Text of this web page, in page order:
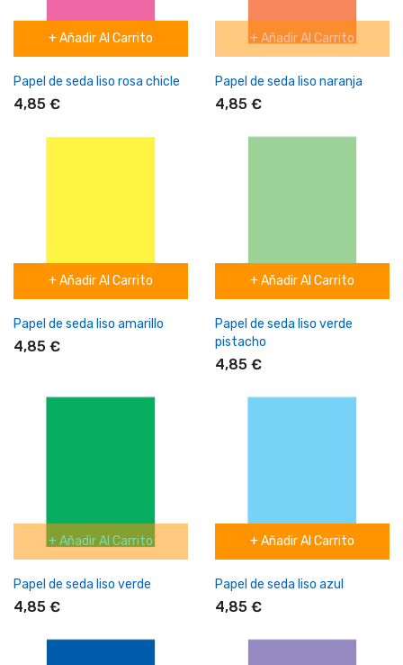
+ Añadir Al Carrito
Papel de seda liso rosa chicle
4,85 €
+ Añadir Al Carrito
Papel de seda liso naranja
4,85 €
+ Añadir Al Carrito
Papel de seda liso amarillo
4,85 €
+ Añadir Al Carrito
Papel de seda liso verde
pistacho
4,85 €
+ Añadir Al Carrito
Papel de seda liso verde
4,85 €
+ Añadir Al Carrito
Papel de seda liso azul
4,85 €